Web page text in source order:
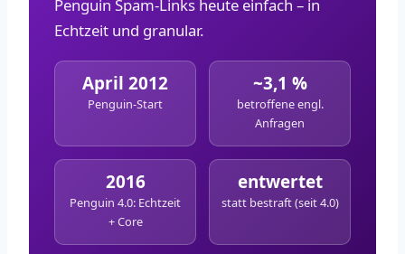
Penguin Spam-Links heute einfach – in
Echtzeit und granular.
April 2012
Penguin-Start
~3,1 %
betroffene engl.
Anfragen
2016
Penguin 4.0: Echtzeit
+ Core
entwertet
statt bestraft (seit 4.0)